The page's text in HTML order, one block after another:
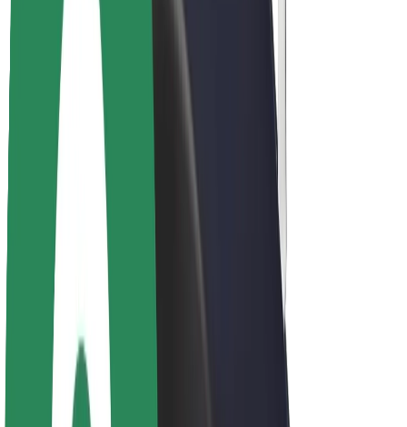
O firmie Bolt
Zrównoważony rozwój w Bolt
Projekt Zero
Blog
Biuro prasowe
Wytyczne dotyczące marki
Misja
Relacje inwestorskie
Zespół zarządzający
Marka
Media
Fundusz Miejski
Bezpieczeństwo